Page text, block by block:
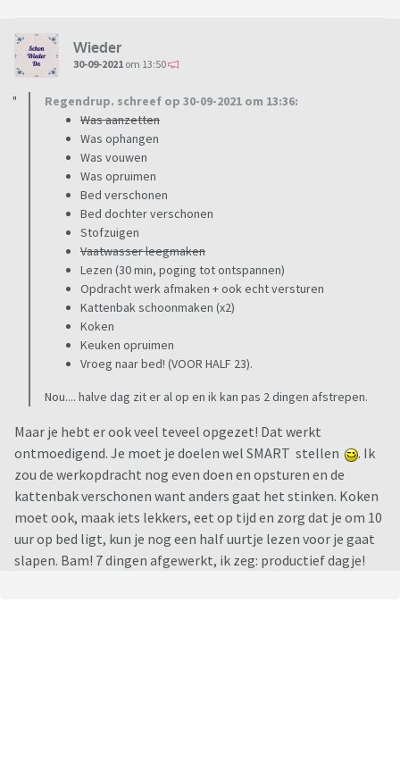
Wieder
30-09-2021 om 13:50
Regendrup. schreef op 30-09-2021 om 13:36:
Was aanzetten
Was ophangen
Was vouwen
Was opruimen
Bed verschonen
Bed dochter verschonen
Stofzuigen
Vaatwasser leegmaken
Lezen (30 min, poging tot ontspannen)
Opdracht werk afmaken + ook echt versturen
Kattenbak schoonmaken (x2)
Koken
Keuken opruimen
Vroeg naar bed! (VOOR HALF 23).
Nou.... halve dag zit er al op en ik kan pas 2 dingen afstrepen.
Maar je hebt er ook veel teveel opgezet! Dat werkt
ontmoedigend. Je moet je doelen wel SMART stellen
. Ik
zou de werkopdracht nog even doen en opsturen en de
kattenbak verschonen want anders gaat het stinken. Koken
moet ook, maak iets lekkers, eet op tijd en zorg dat je om 10
uur op bed ligt, kun je nog een half uurtje lezen voor je gaat
slapen. Bam! 7 dingen afgewerkt, ik zeg: productief dagje!